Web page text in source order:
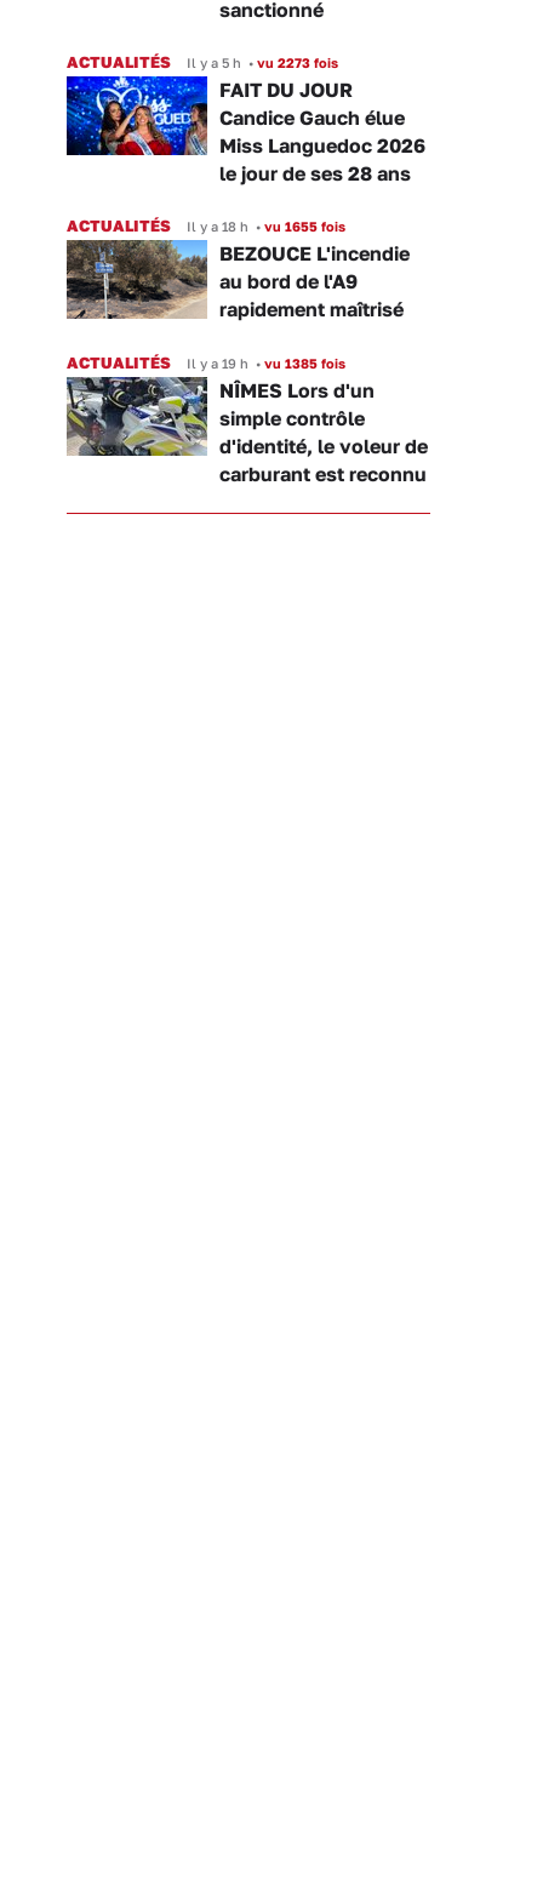
sanctionné
ACTUALITÉS Il y a 5 h • vu 2273 fois
FAIT DU JOUR
Candice Gauch élue
Miss Languedoc 2026
le jour de ses 28 ans
ACTUALITÉS Il y a 18 h • vu 1655 fois
BEZOUCE L'incendie
au bord de l'A9
rapidement maîtrisé
ACTUALITÉS Il y a 19 h • vu 1385 fois
NÎMES Lors d'un
simple contrôle
d'identité, le voleur de
carburant est reconnu